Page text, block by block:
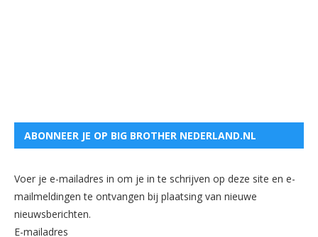
ABONNEER JE OP BIG BROTHER NEDERLAND.NL
Voer je e-mailadres in om je in te schrijven op deze site en e-
mailmeldingen te ontvangen bij plaatsing van nieuwe
nieuwsberichten.
E-mailadres